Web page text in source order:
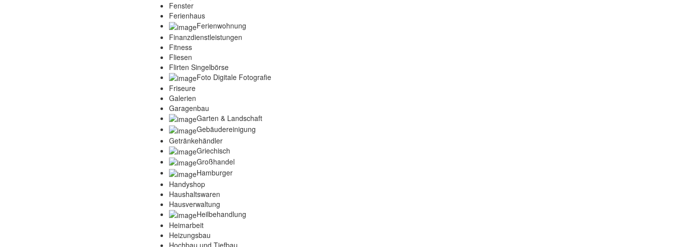
Fenster
Ferienhaus
Ferienwohnung
Finanzdienstleistungen
Fitness
Fliesen
Flirten Singelbörse
Foto Digitale Fotografie
Friseure
Galerien
Garagenbau
Garten & Landschaft
Gebäudereinigung
Getränkehändler
Griechisch
Großhandel
Hamburger
Handyshop
Haushaltswaren
Hausverwaltung
Heilbehandlung
Heimarbeit
Heizungsbau
Hochbau und Tiefbau